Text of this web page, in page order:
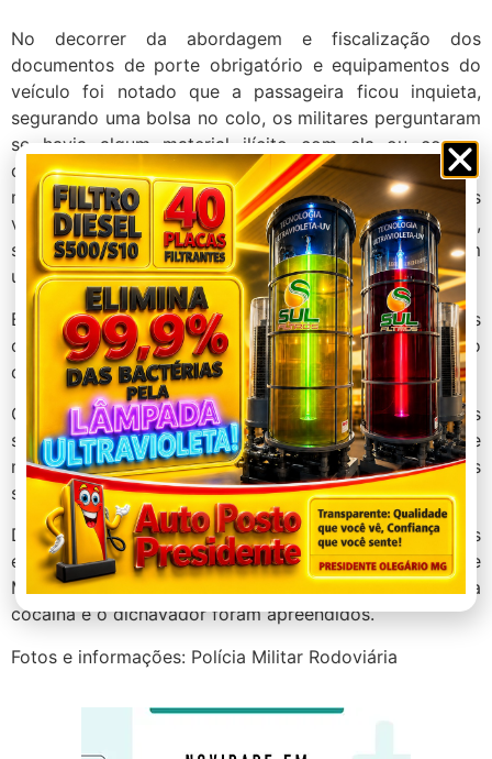
No decorrer da abordagem e fiscalização dos
documentos de porte obrigatório e equipamentos do
veículo foi notado que a passageira ficou inquieta,
segurando uma bolsa no colo, os militares perguntaram
se havia algum material ilícito com ela ou com o
condutor, sendo negado pela jovem, porém quando a
moça foi pegar a carteira de identidade os militares
visualizaram um dichavador na bolsa da passageira,
sendo dado uma busca na bolsa e encontrado também
uma porção de substância semelhante a cocaína.
Em continuidade as buscas nos pertences dos
ocupantes do veículo, foi encontrado na carteira do
condutor uma outra porção da mesma substância.
Condutor e passageira assumiram a propriedade das
substâncias encontradas, declarando serem usuários de
maconha e cocaína, e afirmando que as substâncias
seriam para consumo próprio.
Diante do exposto, condutor e passageira foram presos
em flagrante delito e conduzidos a Depol de Patos de
Minas, as duas porções de substância semelhante a
cocaína e o dichavador foram apreendidos.
Fotos e informações: Polícia Militar Rodoviária